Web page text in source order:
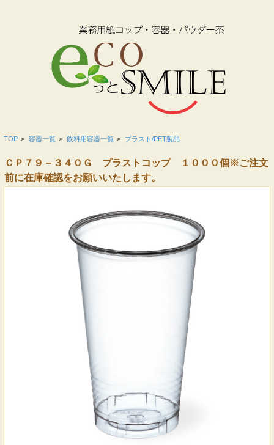
TOP > 容器一覧 > 飲料用容器一覧 > プラスト/PET製品
ＣＰ７９－３４０Ｇ プラストコップ １０００個※ご注文
前に在庫確認をお願いいたします。